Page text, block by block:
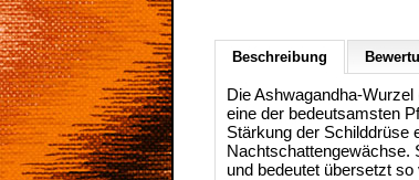
Beschreibung
Die Ashwagandha-
eine der bedeutsamsten
Stärkung der Schilddrüse
Nachtschattengewächse.
und bedeutet übersetzt